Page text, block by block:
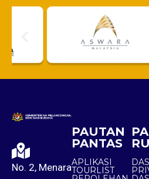
No. 2, Menara
PAUTAN
PANTAS
APLIKASI
TOURLIST